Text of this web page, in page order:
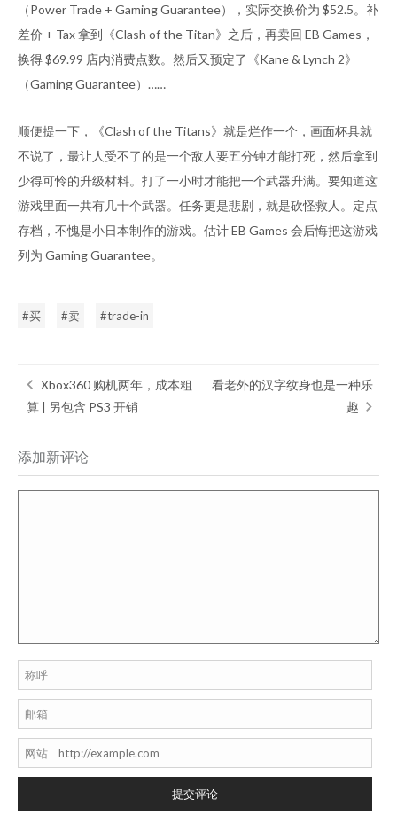
（Power Trade + Gaming Guarantee），实际交换价为 $52.5。补
差价 + Tax 拿到《Clash of the Titan》之后，再卖回 EB Games，
换得 $69.99 店内消费点数。然后又预定了《Kane & Lynch 2》
（Gaming Guarantee）……
顺便提一下，《Clash of the Titans》就是烂作一个，画面杯具就
不说了，最让人受不了的是一个敌人要五分钟才能打死，然后拿到
少得可怜的升级材料。打了一小时才能把一个武器升满。要知道这
游戏里面一共有几十个武器。任务更是悲剧，就是砍怪救人。定点
存档，不愧是小日本制作的游戏。估计 EB Games 会后悔把这游戏
列为 Gaming Guarantee。
买 卖 trade-in
Xbox360 购机两年，成本粗
算 | 另包含 PS3 开销
看老外的汉字纹身也是一种乐
趣
添加新评论
称呼
邮箱
网站
提交评论